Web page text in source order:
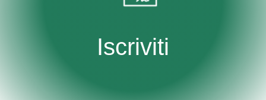
Iscriviti